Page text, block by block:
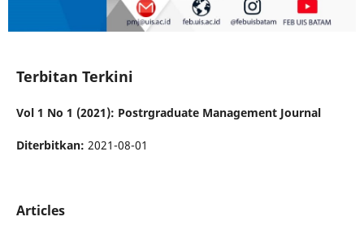
Terbitan Terkini
Vol 1 No 1 (2021): Postrgraduate Management Journal
Diterbitkan: 2021-08-01
Articles